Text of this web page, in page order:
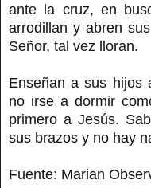
ante la cruz, en
arrodillan y abren
Señor, tal vez lloran.
Enseñan a sus hijos
no irse a dormir
primero a Jesús.
sus brazos y no hay
Fuente: Marian